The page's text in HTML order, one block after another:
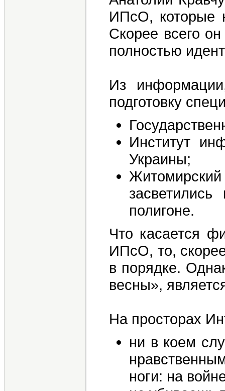
ИПсО, которые
Скорее всего
полностью
Из
подготовку
Институт
Украины;
Житомирский
полигоне.
Что касается
ИПсО, то,
в порядке.
весны»,
На просторах
ни в коем
ноги: на